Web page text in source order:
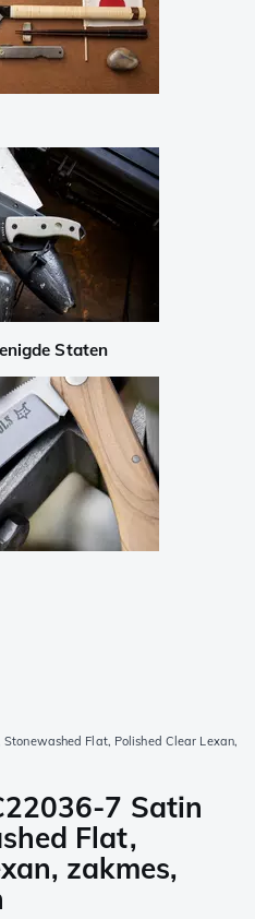
Staten
Flat, Polished Clear Lexan,
7 Satin
Flat,
zakmes,